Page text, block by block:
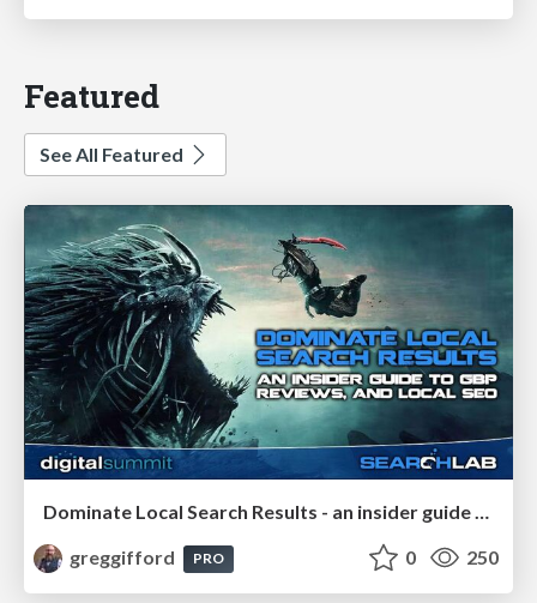
Featured
See All Featured
Dominate Local Search Results - an insider guide to GBP, reviews, and Local SEO
greggifford
PRO 0 250